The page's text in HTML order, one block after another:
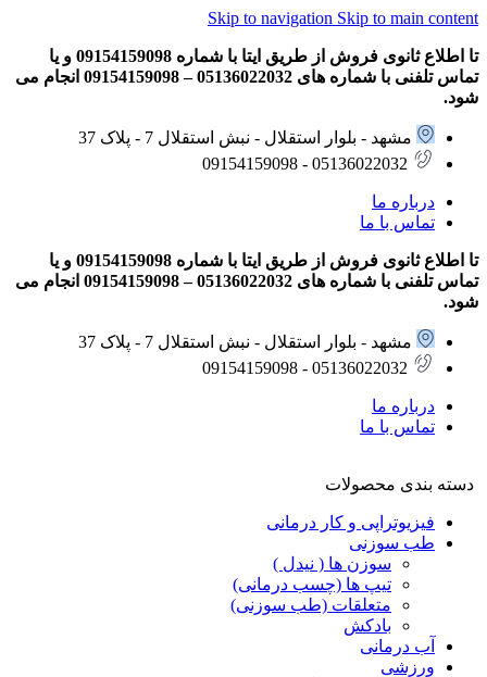
Skip to navigation Skip to main content
تا اطلاع ثانوی فروش از طریق ایتا با شماره 09154159098 و یا
تماس تلفنی با شماره های 05136022032 – 09154159098 انجام می
شود.
مشهد - بلوار استقلال - نبش استقلال 7 - پلاک 37
05136022032 - 09154159098
درباره ما
تماس با ما
تا اطلاع ثانوی فروش از طریق ایتا با شماره 09154159098 و یا
تماس تلفنی با شماره های 05136022032 – 09154159098 انجام می
شود.
مشهد - بلوار استقلال - نبش استقلال 7 - پلاک 37
05136022032 - 09154159098
درباره ما
تماس با ما
دسته بندی محصولات
فیزیوتراپی و کار درمانی
طب سوزنی
سوزن ها ( نیدل )
تیپ ها (چسب درمانی)
متعلقات (طب سوزنی)
بادکش
آب درمانی
ورزشی